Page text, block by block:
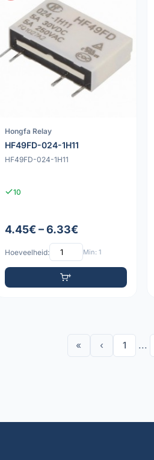
Hongfa Relay
HF49FD-024-1H11
HF49FD-024-1H11
10
4.45€ – 6.33€
Hoeveelheid: Min: 1
« ‹ 1 ...